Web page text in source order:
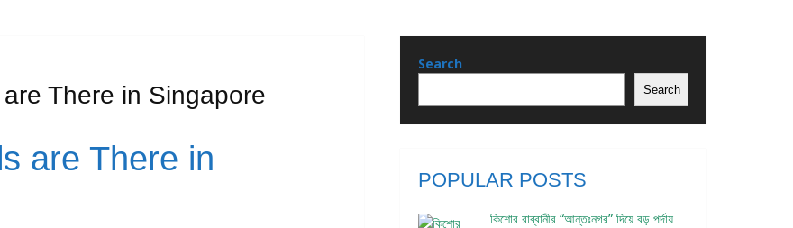
There in Singapore
are There in
Search
Search
POPULAR POSTS
কিশোর রাব্বানীর “আন্তঃনগর” দিয়ে বড় পর্দায়